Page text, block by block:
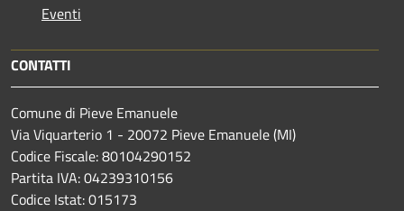
Eventi
CONTATTI
Comune di Pieve Emanuele
Via Viquarterio 1 - 20072 Pieve Emanuele (MI)
Codice Fiscale: 80104290152
Partita IVA: 04239310156
Codice Istat: 015173